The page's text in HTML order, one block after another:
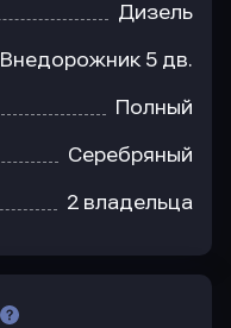
Дизель
Внедорожник 5 дв.
Полный
Серебряный
2 владельца